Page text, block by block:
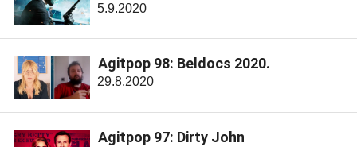
5.9.2020
Agitpop 98: Beldocs 2020.
29.8.2020
Agitpop 97: Dirty John